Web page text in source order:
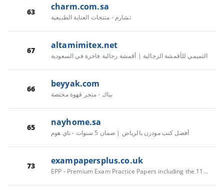
63 charm.com.sa
تشارم - منتجات العناية الطبيعية
67 altamimitex.net
التميمي للأقمشة الرجالية | أقمشة رجالية فاخرة في السعودية
66 beyyak.com
بياك - متجر قهوة مختصة
65 nayhome.sa
أفضل كنب مودرن بالرياض | ضمان 5 سنوات - ناي هوم
73 exampapersplus.co.uk
EPP - Premium Exam Practice Papers including the 11+ Exam